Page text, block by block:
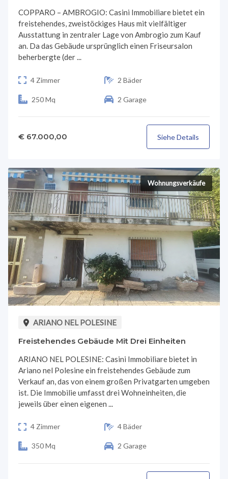
COPPARO – AMBROGIO: Casini Immobiliare bietet ein
freistehendes, zweistöckiges Haus mit vielfältiger
Ausstattung in zentraler Lage von Ambrogio zum Kauf
an. Da das Gebäude ursprünglich einen Friseursalon
beherbergte (der ...
4 Zimmer 2 Bäder
250 Mq 2 Garage
€ 67.000,00 Siehe Details
Wohnungsverkäufe
ARIANO NEL POLESINE
Freistehendes Gebäude Mit Drei Einheiten
ARIANO NEL POLESINE: Casini Immobiliare bietet in
Ariano nel Polesine ein freistehendes Gebäude zum
Verkauf an, das von einem großen Privatgarten umgeben
ist. Die Immobilie umfasst drei Wohneinheiten, die
jeweils über einen eigenen ...
4 Zimmer 4 Bäder
350 Mq 2 Garage